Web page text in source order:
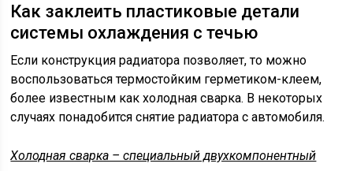
Как заклеить пластиковые детали
системы охлаждения с течью
Если конструкция радиатора позволяет, то можно
воспользоваться термостойким герметиком-клеем,
более известным как холодная сварка. В некоторых
случаях понадобится снятие радиатора с автомобиля.
Холодная сварка – специальный двухкомпонентный